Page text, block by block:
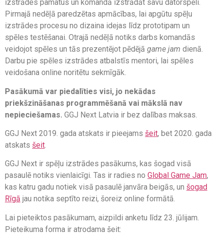
izstrādes pamatus un komandā izstrādāt savu datorspēli.
Pirmajā nedēļā paredzētas apmācības, lai apgūtu spēļu
izstrādes procesu no dizaina idejas līdz prototipam un
spēles testēšanai. Otrajā nedēļā notiks darbs komandās
veidojot spēles un tās prezentējot pēdējā game jam dienā.
Darbu pie spēles izstrādes atbalstīs mentori, lai spēles
veidošana online noritētu sekmīgāk.
Pasākumā var piedalīties visi, jo nekādas
priekšzināšanas programmēšanā vai mākslā nav
nepieciešamas. GGJ Next Latvia ir bez dalības maksas.
GGJ Next 2019. gada atskats ir pieejams šeit, bet 2020. gada
atskats šeit.
GGJ Next ir spēļu izstrādes pasākums, kas šogad visā
pasaulē notiks vienlaicīgi. Tas ir radies no Global Game Jam,
kas katru gadu notiek visā pasaulē janvāra beigās, un šogad
Rīgā jau notika septīto reizi, šoreiz online formātā.
Lai pieteiktos pasākumam, aizpildi anketu līdz 23. jūlijam.
Pieteikuma forma ir atrodama šeit: